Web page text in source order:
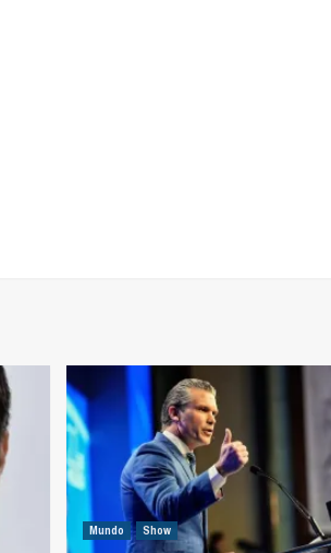
Mundo Show